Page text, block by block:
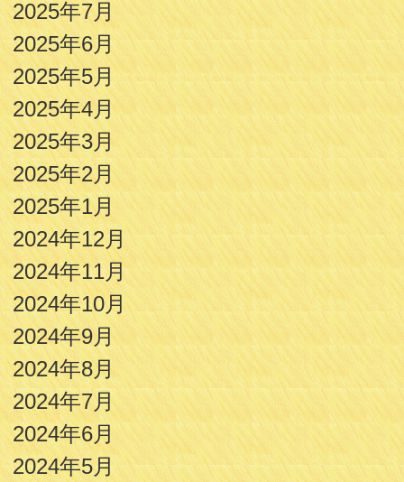
2025年7月
2025年6月
2025年5月
2025年4月
2025年3月
2025年2月
2025年1月
2024年12月
2024年11月
2024年10月
2024年9月
2024年8月
2024年7月
2024年6月
2024年5月